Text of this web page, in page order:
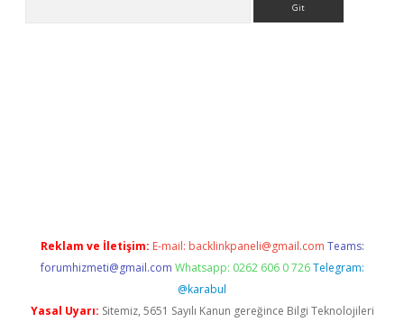
Reklam ve İletişim: E-mail: backlinkpaneli@gmail.com Teams:
forumhizmeti@gmail.com Whatsapp: 0262 606 0 726 Telegram:
@karabul
Yasal Uyarı: Sitemiz, 5651 Sayılı Kanun gereğince Bilgi Teknolojileri